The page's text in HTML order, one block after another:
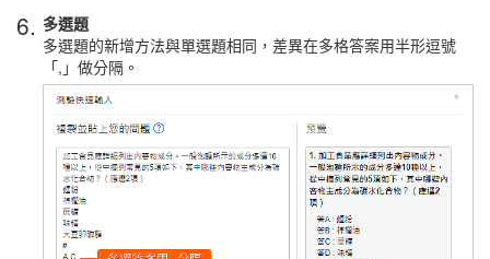
6. 多選題
多選題的新增方法與單選題相同，差異在多格答案用半形逗號
「,」做分隔。